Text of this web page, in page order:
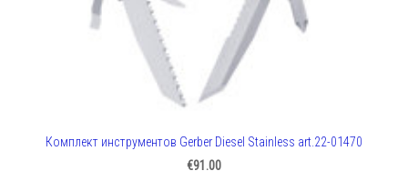
Комплект инструментов Gerber Diesel Stainless art.22-01470
€91.00